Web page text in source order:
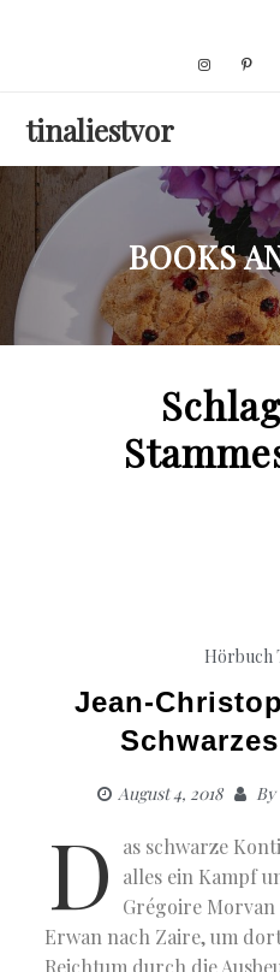
tinaliestvor
BOOKS
Hörbuch
Jean-
August 4, 2018 By
D
as schwarze
alles ein Kampf
Grégoire
Erwan nach Zaire, um